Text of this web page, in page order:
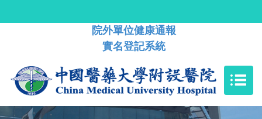
院外單位健康通報
實名登記系統